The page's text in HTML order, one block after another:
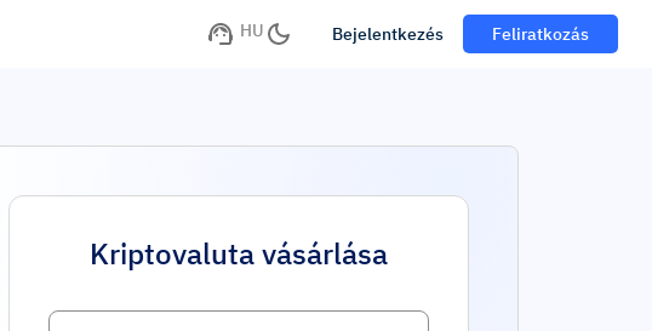
HU Bejelentkezés Feliratkozás
Kriptovaluta vásárlása